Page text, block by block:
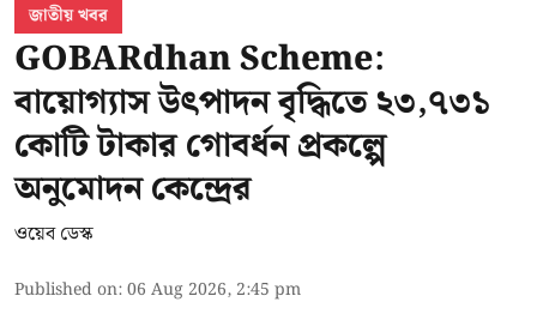
জাতীয় খবর
GOBARdhan Scheme:
বায়োগ্যাস উৎপাদন বৃদ্ধিতে ২৩,৭৩১
কোটি টাকার গোবর্ধন প্রকল্পে
অনুমোদন কেন্দ্রের
ওয়েব ডেস্ক
Published on:06 Aug 2026, 2:45 pm